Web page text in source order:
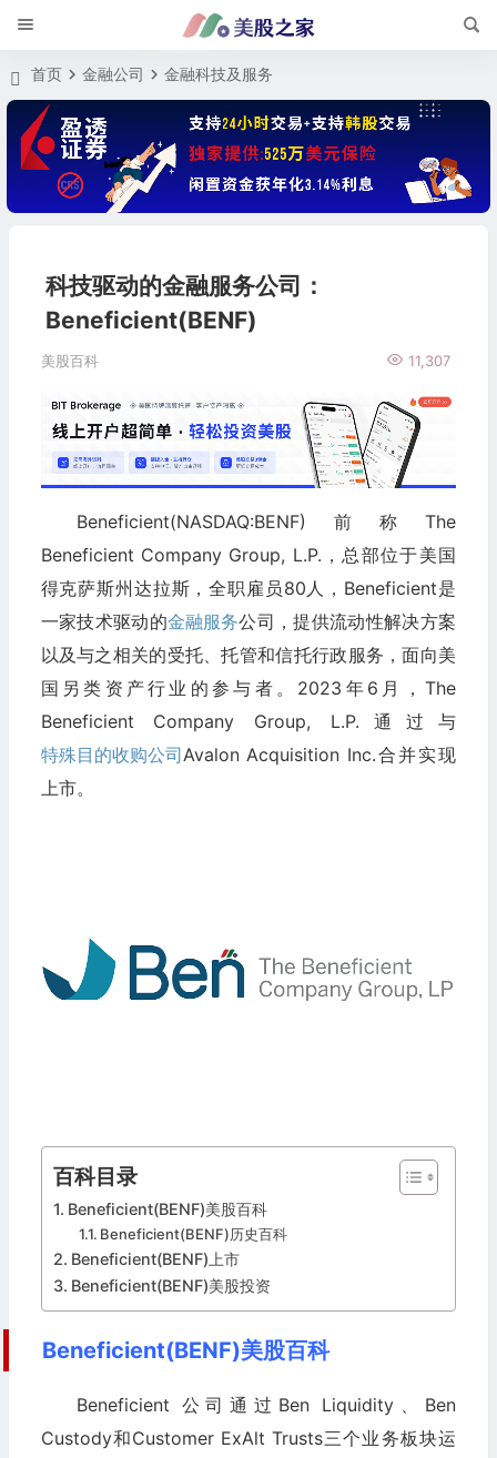
首页 金融公司 金融科技及服务
科技驱动的金融服务公司：
Beneficient(BENF)
美股百科 11,307
Beneficient(NASDAQ:BENF)前称The
Beneficient Company Group, L.P.，总部位于美国
得克萨斯州达拉斯，全职雇员80人，Beneficient是
一家技术驱动的金融服务公司，提供流动性解决方案
以及与之相关的受托、托管和信托行政服务，面向美
国另类资产行业的参与者。2023年6月，The
Beneficient Company Group, L.P.通过与
特殊目的收购公司Avalon Acquisition Inc.合并实现
上市。
百科目录
Beneficient(BENF)美股百科
Beneficient(BENF)历史百科
Beneficient(BENF)上市
Beneficient(BENF)美股投资
Beneficient(BENF)美股百科
Beneficient 公司通过Ben Liquidity、Ben
Custody和Customer ExAlt Trusts三个业务板块运